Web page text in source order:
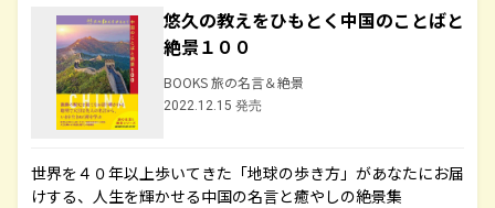
悠久の教えをひもとく中国のことばと
絶景１００
BOOKS 旅の名言＆絶景
2022.12.15 発売
世界を４０年以上歩いてきた「地球の歩き方」があなたにお届
けする、人生を輝かせる中国の名言と癒やしの絶景集